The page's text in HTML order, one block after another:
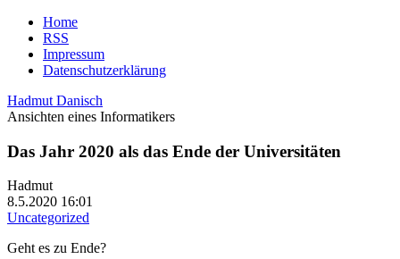
Home
RSS
Impressum
Datenschutzerklärung
Hadmut Danisch
Ansichten eines Informatikers
Das Jahr 2020 als das Ende der Universitäten
Hadmut
8.5.2020 16:01
Uncategorized
Geht es zu Ende?